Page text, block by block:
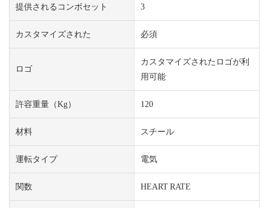
提供されるコンボセット 3
カスタマイズされた 必須
ロゴ
カスタマイズされたロゴが利
用可能
許容重量（kg） 120
材料 スチール
運転タイプ 電気
関数 HEART RATE